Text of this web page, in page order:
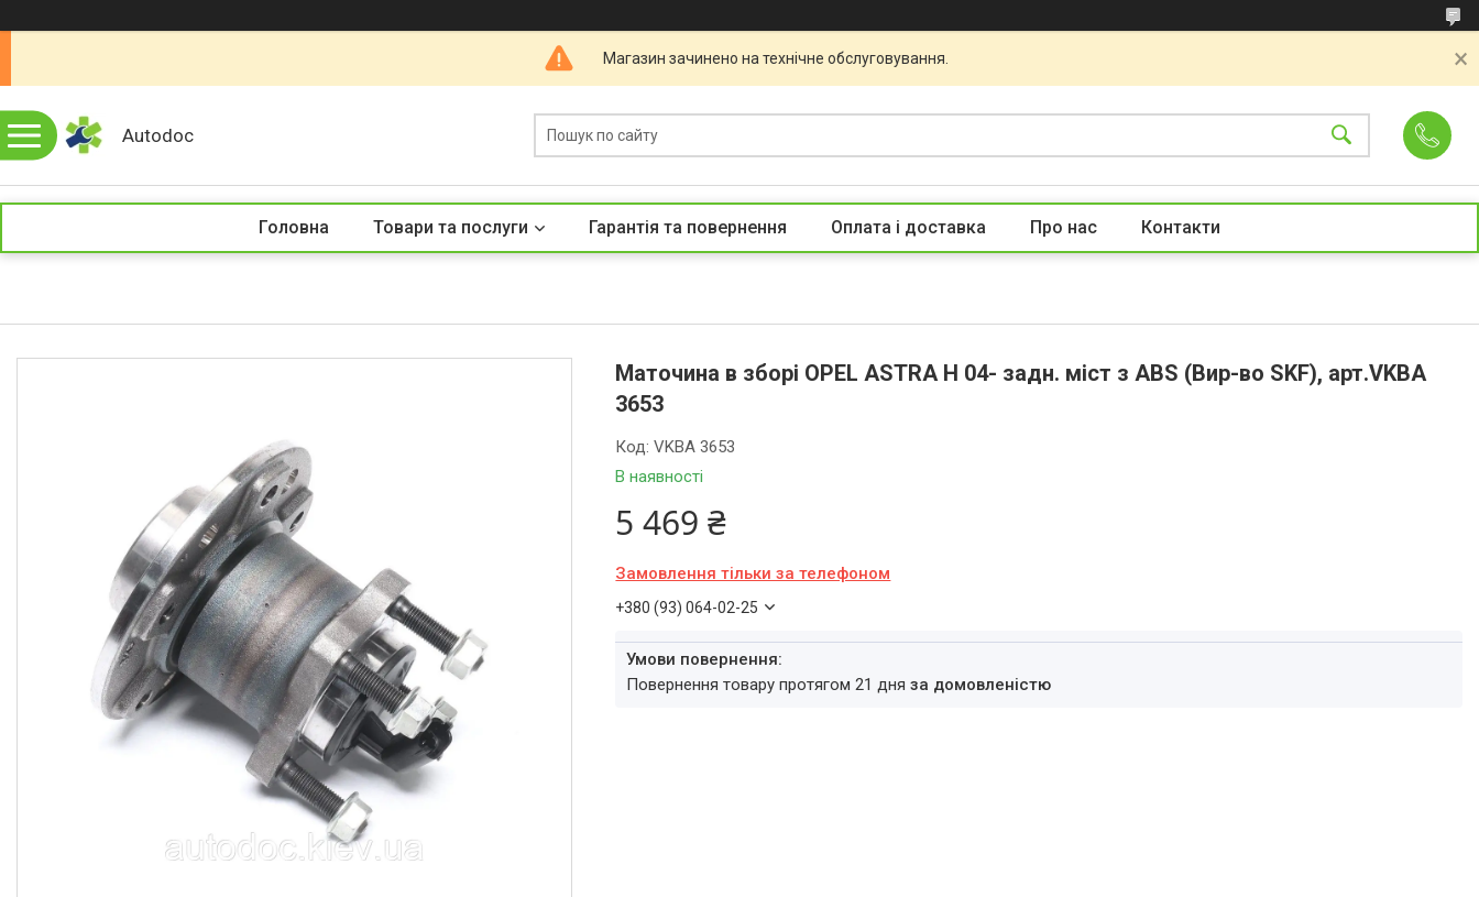
Магазин зачинено на технічне обслуговування.
Autodoc
Головна Товари та послуги Гарантія та повернення Оплата і доставка Про нас Контакти
Маточина в зборі OPEL ASTRA H 04- задн. міст з ABS (Вир-во SKF), арт.VKBA
3653
В наявності
Код:VKBA 3653
5 469 ₴
Замовлення тільки за телефоном
+380 (93) 064-02-25
повернення товару протягом 21 дняза домовленістю